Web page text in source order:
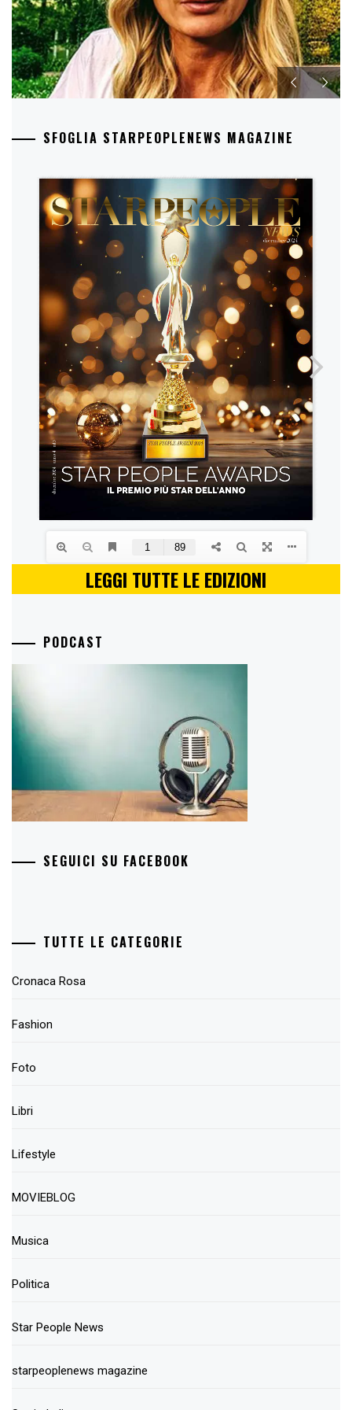
SFOGLIA STARPEOPLENEWS MAGAZINE
LEGGI TUTTE LE EDIZIONI
PODCAST
SEGUICI SU FACEBOOK
TUTTE LE CATEGORIE
Cronaca Rosa
Fashion
Foto
Libri
Lifestyle
MOVIEBLOG
Musica
Politica
Star People News
starpeoplenews magazine